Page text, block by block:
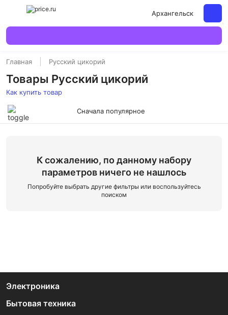
Архангельск
Главная Русский цикорий
Товары Русский цикорий
Как купить товар
Сначала популярное
К сожалению, по данному набору
параметров ничего не нашлось
Попробуйте выбрать другие фильтры или воспользуйтесь
поиском
Электроника
Бытовая техника